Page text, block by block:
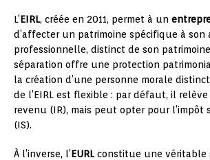
L’EIRL, créée en 2011, permet à un
d’affecter un patrimoine spécifique à son
professionnelle, distinct de son
séparation offre une protection
la création d’une personne morale
de l’EIRL est flexible : par défaut, il
revenu (IR), mais peut opter pour l’impôt
(IS).
À l’inverse, l’EURL constitue une véritable